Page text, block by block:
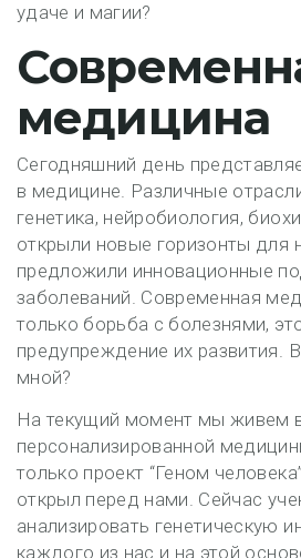
удаче и магии?
медицина
Сегодняшний день
в медицине. Различные
генетика, нейробиология,
открыли новые горизонты для
предложили инновационные
заболеваний. Современная
только борьба с болезнями,
предупреждение их развития.
мной?
На текущий момент мы живем
персонализированной
только проект “Геном
открыл перед нами. Сейчас
анализировать генетическую
каждого из нас и на этой